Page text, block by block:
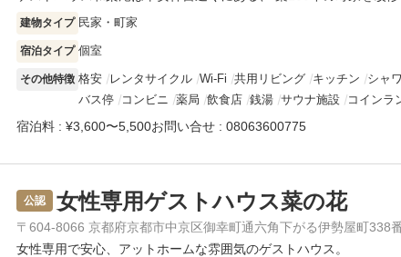
建物タイプ 民家・町家
宿泊タイプ 個室
その他特徴 格安 レンタサイクル Wi-Fi 共用リビング キッチン シャ
バス停
コンビニ 薬局 飲食店 銭湯 サウナ施設 コインラ
宿泊料 : ¥3,600〜5,500お問い合せ : 08063600775
公認 女性専用ゲストハウス菜の花
〒604-8066 京都府京都市中京区御幸町通六角下がる伊勢屋町338
女性専用で安心、アットホームな雰囲気のゲストハウス。